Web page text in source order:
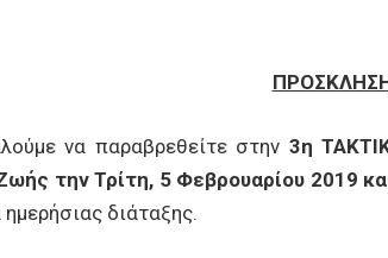
να παραβρεθείτε στην 3η
την Τρίτη, 5 Φεβρουαρίου 2019
διάταξης.